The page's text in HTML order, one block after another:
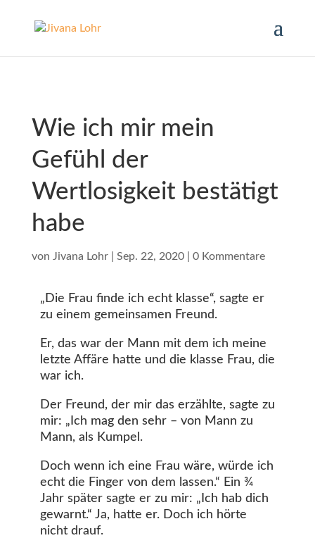
Wie ich mir mein
Gefühl der
Wertlosigkeit bestätigt
habe
von Jivana Lohr| Sep. 22, 2020| 0 Kommentare
„Die Frau finde ich echt klasse“, sagte er
zu einem gemeinsamen Freund.
Er, das war der Mann mit dem ich meine
letzte Affäre hatte und die klasse Frau, die
war ich.
Der Freund, der mir das erzählte, sagte zu
mir: „Ich mag den sehr – von Mann zu
Mann, als Kumpel.
Doch wenn ich eine Frau wäre, würde ich
echt die Finger von dem lassen.“ Ein ¾
Jahr später sagte er zu mir: „Ich hab dich
gewarnt.“ Ja, hatte er. Doch ich hörte
nicht drauf.